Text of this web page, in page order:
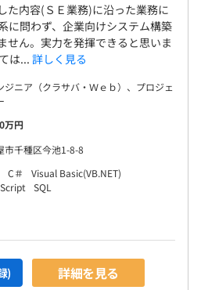
た内容(ＳＥ業務)に沿った業務に
に問わず、企業向けシステム構築
せん。実力を発揮できると思いま
は... 詳しく見る
ジニア（クラサバ・Ｗｅｂ）、プロジェ
万円
市千種区今池1-8-8
C＃
Visual Basic(VB.NET)
SQL
) 詳細を見る